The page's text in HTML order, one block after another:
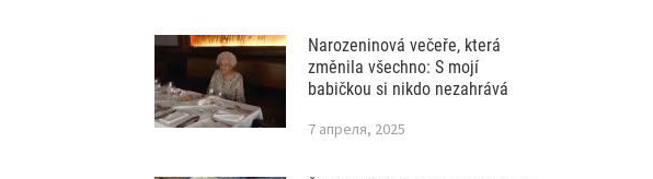
Narozeninová večeře, která
změnila všechno: S mojí
babičkou si nikdo nezahrává
7 апреля, 2025